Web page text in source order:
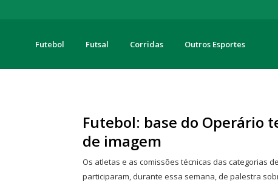
Futebol Futsal Corridas Outros Esportes
Futebol: base do Operário
de imagem
Os atletas e as comissões técnicas das categorias
participaram, durante essa semana, de palestra